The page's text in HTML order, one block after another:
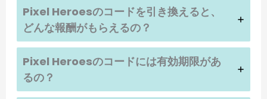
Pixel Heroesのコードを引き換えると、
どんな報酬がもらえるの？
Pixel Heroesのコードには有効期限があ
るの？